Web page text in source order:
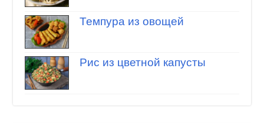
Темпура из овощей
Рис из цветной капусты